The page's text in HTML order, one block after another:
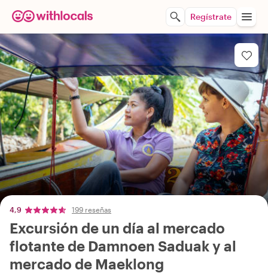
Regístrate
4,9 199 reseñas
Excursión de un día al mercado
flotante de Damnoen Saduak y al
mercado de Maeklong